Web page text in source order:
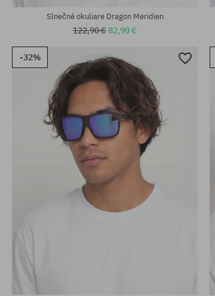
Slnečné okuliare Dragon Meridien
122,90 €82,90 €
-32%